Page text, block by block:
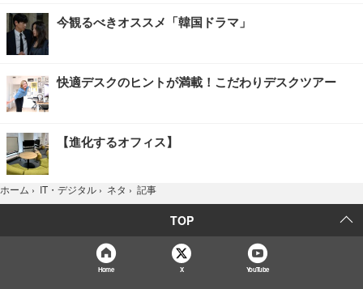
今観るべきオススメ「韓国ドラマ」
快適デスクのヒントが満載！こだわりデスクツアー
【進化するオフィス】
ホーム › IT・デジタル › ネタ › 記事
TOP
Home X YouTube